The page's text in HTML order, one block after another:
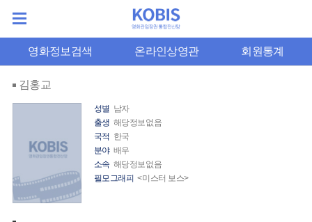
영화정보검색 온라인상영관 회원통계
김홍교
성별 남자
출생 해당정보없음
국적 한국
분야 배우
소속 해당정보없음
필모그래피 <미스터 보스>